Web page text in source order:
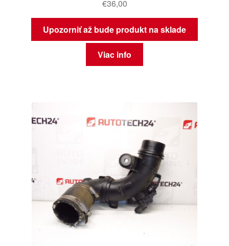
€36,00
Upozorniť až bude produkt na sklade
Viac info